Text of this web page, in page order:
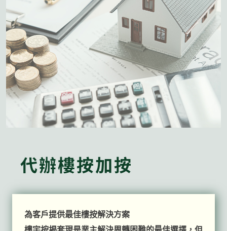
代辦樓按加按
為客戶提供最佳樓按解決方案